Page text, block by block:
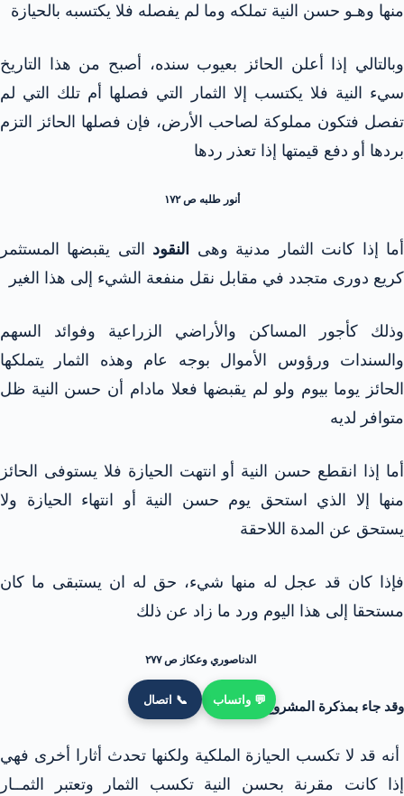
منها وهـو حسن النية تملكه وما لم يفصله فلا يكتسبه بالحيازة
وبالتالي إذا أعلن الحائز بعيوب سنده، أصبح من هذا التاريخ
سيء النية فلا يكتسب إلا الثمار التي فصلها أم تلك التي لم
تفصل فتكون مملوكة لصاحب الأرض، فإن فصلها الحائز التزم
بردها أو دفع قيمتها إذا تعذر ردها
أنور طلبه ص ۱۷۲
أما إذا كانت الثمار مدنية وهى النقود التى يقبضها المستثمر
كريع دوری متجدد في مقابل نقل منفعة الشيء إلى هذا الغير
وذلك كأجور المساكن والأراضي الزراعية وفوائد السهم
والسندات ورؤوس الأموال بوجه عام وهذه الثمار يتملكها
الحائز يوما بيوم ولو لم يقبضها فعلا مادام أن حسن النية ظل
متوافر لديه
أما إذا انقطع حسن النية أو انتهت الحيازة فلا يستوفى الحائز
منها إلا الذي استحق يوم حسن النية أو انتهاء الحيازة ولا
يستحق عن المدة اللاحقة
فإذا كان قد عجل له منها شيء، حق له ان يستبقى ما كان
مستحقا إلى هذا اليوم ورد ما زاد عن ذلك
الدناصوري وعكاز ص ۲۷۷
وقد جاء بمذكرة المشروع التمهيدي
أنه قد لا تكسب الحيازة الملكية ولكنها تحدث أثارا أخرى فهي
إذا كانت مقرنة بحسن النية تكسب الثمار وتعتبر الثمــار
💬 واتساب 📞 اتصال